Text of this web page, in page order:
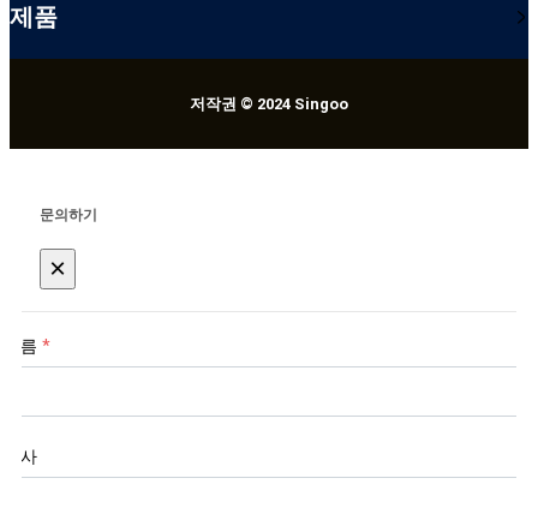
제품
저작권 © 2024 Singoo
문의하기
×
이름 *
회사